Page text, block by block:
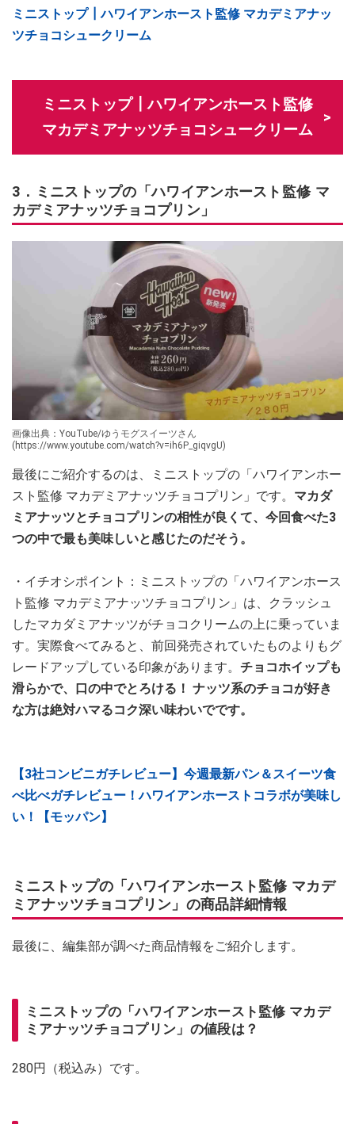
ミニストップ┃ハワイアンホースト監修 マカデミアナッ
ツチョコシュークリーム
ミニストップ┃ハワイアンホースト監修
マカデミアナッツチョコシュークリーム
3．ミニストップの「ハワイアンホースト監修 マ
カデミアナッツチョコプリン」
画像出典：YouTube/ゆうモグスイーツさん
(https://www.youtube.com/watch?v=ih6P_giqvgU)
最後にご紹介するのは、ミニストップの「ハワイアンホー
スト監修 マカデミアナッツチョコプリン」です。 マカダ
ミアナッツとチョコプリンの相性が良くて、今回食べた3
つの中で最も美味しいと感じたのだそう。
・イチオシポイント：ミニストップの「ハワイアンホース
ト監修 マカデミアナッツチョコプリン」は、クラッシュ
したマカダミアナッツがチョコクリームの上に乗っていま
す。実際食べてみると、前回発売されていたものよりもグ
レードアップしている印象があります。 チョコホイップも
滑らかで、口の中でとろける！ ナッツ系のチョコが好き
な方は絶対ハマるコク深い味わいでです。
【3社コンビニガチレビュー】今週最新パン＆スイーツ食
べ比べガチレビュー！ハワイアンホーストコラボが美味し
い！【モッパン】
ミニストップの「ハワイアンホースト監修 マカデ
ミアナッツチョコプリン」の商品詳細情報
最後に、編集部が調べた商品情報をご紹介します。
ミニストップの「ハワイアンホースト監修 マカデ
ミアナッツチョコプリン」の値段は？
280円（税込み）です。